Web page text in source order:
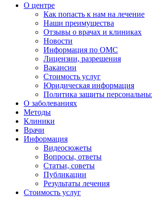
О центре
Как попасть к нам на лечение
Наши преимущества
Отзывы о врачах и клиниках
Новости
Информация по ОМС
Лицензии, разрешения
Вакансии
Стоимость услуг
Юридическая информация
Политика защиты
О заболеваниях
Методы
Клиники
Врачи
Информация
Видеосюжеты
Вопросы, ответы
Статьи, советы
Публикации
Результаты лечения
Стоимость услуг